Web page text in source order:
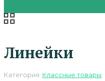
Линейки
Категория: Классные товары